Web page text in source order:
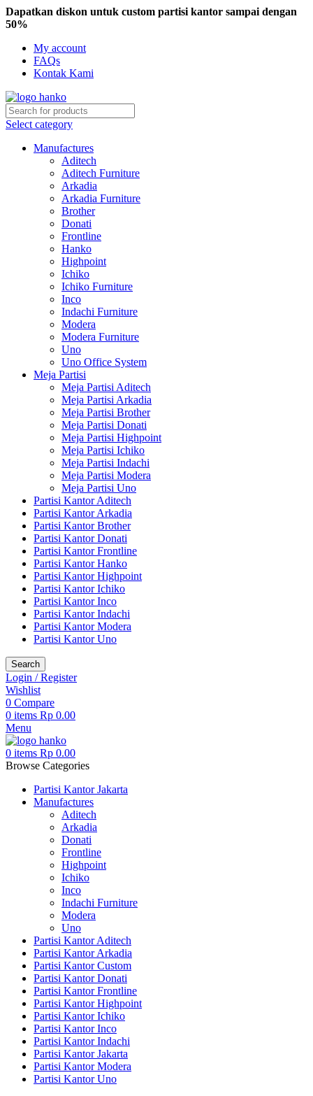
Dapatkan diskon untuk custom partisi kantor sampai dengan
50%
My account
FAQs
Kontak Kami
Select category
Manufactures
Aditech
Aditech Furniture
Arkadia
Arkadia Furniture
Brother
Donati
Frontline
Hanko
Highpoint
Ichiko
Ichiko Furniture
Inco
Indachi Furniture
Modera
Modera Furniture
Uno
Uno Office System
Meja Partisi
Meja Partisi Aditech
Meja Partisi Arkadia
Meja Partisi Brother
Meja Partisi Donati
Meja Partisi Highpoint
Meja Partisi Ichiko
Meja Partisi Indachi
Meja Partisi Modera
Meja Partisi Uno
Partisi Kantor Aditech
Partisi Kantor Arkadia
Partisi Kantor Brother
Partisi Kantor Donati
Partisi Kantor Frontline
Partisi Kantor Hanko
Partisi Kantor Highpoint
Partisi Kantor Ichiko
Partisi Kantor Inco
Partisi Kantor Indachi
Partisi Kantor Modera
Partisi Kantor Uno
Search
Login / Register
Wishlist
0 Compare
0 items Rp 0.00
Menu
0 items Rp 0.00
Browse Categories
Partisi Kantor Jakarta
Manufactures
Aditech
Arkadia
Donati
Frontline
Highpoint
Ichiko
Inco
Indachi Furniture
Modera
Uno
Partisi Kantor Aditech
Partisi Kantor Arkadia
Partisi Kantor Custom
Partisi Kantor Donati
Partisi Kantor Frontline
Partisi Kantor Highpoint
Partisi Kantor Ichiko
Partisi Kantor Inco
Partisi Kantor Indachi
Partisi Kantor Jakarta
Partisi Kantor Modera
Partisi Kantor Uno